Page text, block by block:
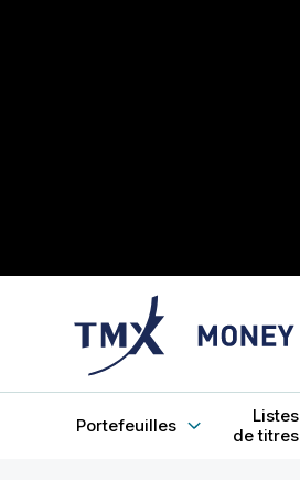
Portefeuilles
Listes
de titres